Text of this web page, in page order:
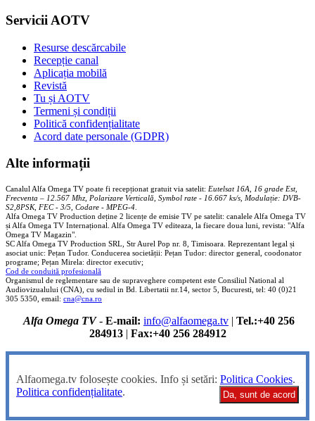
Servicii AOTV
Resurse descărcabile
Recepție canal
Aplicația mobilă
Revistă
Tu și AOTV
Termeni și condiții
Politică confidențialitate
Acord date personale (GDPR)
Alte informații
Canalul Alfa Omega TV poate fi recepționat gratuit via satelit: Eutelsat 16A, 16 grade Est,
Frecventa – 12.567 Mhz, Polarizare Verticală, Symbol rate - 16.667 ks/s, Modulație: DVB-
S2,8PSK, FEC - 3/5, Codare - MPEG-4
Alfa Omega TV Production deține 2 licențe de emisie TV pe satelit: canalele Alfa Omega TV
și Alfa Omega TV Internațional. Alfa Omega TV editeaza, la fiecare doua luni, revista: "Alfa
Omega TV Magazin".
SC Alfa Omega TV Production SRL, Str Aurel Pop nr. 8, Timisoara. Reprezentant legal și
asociat unic: Pețan Tudor. Conducerea societății: Pețan Tudor: director general, coodonator
programe; Pețan Mirela: director executiv;
Cod de conduită profesională
Organismul de reglementare sau de supraveghere competent este Consiliul National al
Audiovizualului (CNA), cu sediul in Bd. Libertatii nr.14, sector 5, Bucuresti, tel: 40 (0)21
305 5350, email: cna@cna.ro
Alfa Omega TV- E-mail: info@alfaomega.tv | Tel.:+40 256
284913| Fax:+40 256 284912
Alfaomega.tv folosește cookies. Info și setări: Politica Cookies.
Politica confidențialitate. Da, sunt de acord